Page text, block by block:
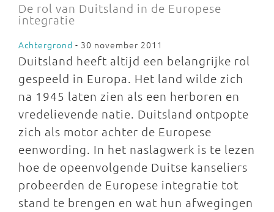
De rol van Duitsland in de Europese
integratie
Achtergrond - 30 november 2011
Duitsland heeft altijd een belangrijke rol
gespeeld in Europa. Het land wilde zich
na 1945 laten zien als een herboren en
vredelievende natie. Duitsland ontpopte
zich als motor achter de Europese
eenwording. In het naslagwerk is te lezen
hoe de opeenvolgende Duitse kanseliers
probeerden de Europese integratie tot
stand te brengen en wat hun afwegingen